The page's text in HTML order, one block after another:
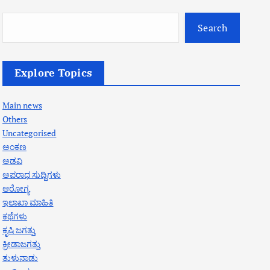
Search
Explore Topics
Main news
Others
Uncategorised
ಅಂಕಣ
ಅಡವಿ
ಅಪರಾಧ ಸುದ್ದಿಗಳು
ಆರೋಗ್ಯ
ಇಲಾಖಾ ಮಾಹಿತಿ
ಕಥೆಗಳು
ಕೃಷಿ ಜಗತ್ತು
ಕ್ರೀಡಾಜಗತ್ತು
ತುಳುನಾಡು